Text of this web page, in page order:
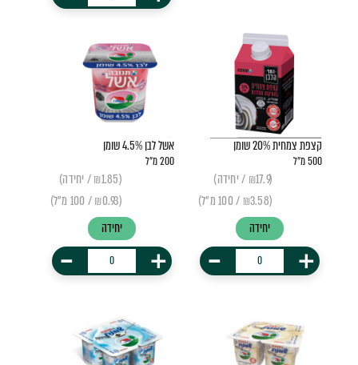
קצפת צמחית 20% שומן
500 מ״ל
(₪17.9 / יחידה)
(₪3.58 / 100 מ״ל)
יחידה
+
-
אשל לבן 4.5% שומן
200 מ"ל
(₪1.85 / יחידה)
(₪0.93 / 100 מ"ל)
יחידה
+
-